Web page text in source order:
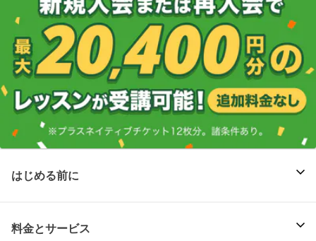
はじめる前に
料金とサービス